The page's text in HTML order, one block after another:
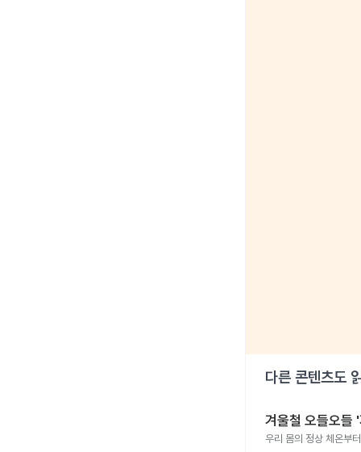
다른 콘텐츠도
겨울철 오들오들
우리 몸의 정상 체온부